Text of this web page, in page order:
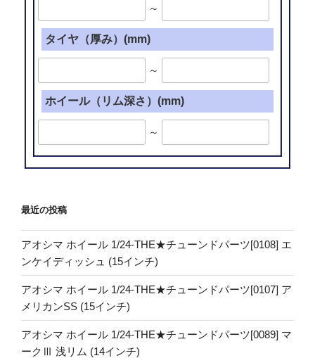
～
タイヤ（厚み）(mm)
～
ホイール（リム深さ）(mm)
～
最近の投稿
アオシマ ホイール 1/24-THE★チューンドパーツ[0108] エ
ンケイディッシュ (15インチ)
アオシマ ホイール 1/24-THE★チューンドパーツ[0107] ア
メリカンSS (15インチ)
アオシマ ホイール 1/24-THE★チューンドパーツ[0089] マ
ークⅢ 浅リム (14インチ)